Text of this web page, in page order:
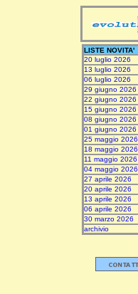
LISTE NOVITA'
20 luglio 2026
13 luglio 2026
06 luglio 2026
29 giugno 2026
22 giugno 2026
15 giugno 2026
08 giugno 2026
01 giugno 2026
25 maggio 2026
18 maggio 2026
11 maggio 2026
04 maggio 2026
27 aprile 2026
20 aprile 2026
13 aprile 2026
06 aprile 2026
30 marzo 2026
archivio